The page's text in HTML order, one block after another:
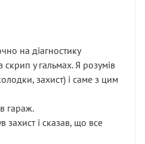
на діагностику
скрип у гальмах. Я розумів
захист) і саме з цим
гараж.
захист і сказав, що все